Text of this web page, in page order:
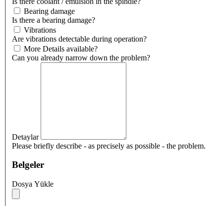
Bearing damage
Is there a bearing damage?
Vibrations
Are vibrations detectable during operation?
More Details available?
Can you already narrow down the problem?
Detaylar
Please briefly describe - as precisely as possible - the problem.
Belgeler
Dosya Yükle